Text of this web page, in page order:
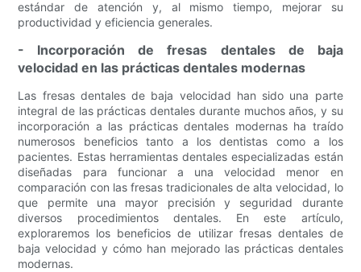
estándar de atención y, al mismo tiempo, mejorar su
productividad y eficiencia generales.
- Incorporación de fresas dentales de baja
velocidad en las prácticas dentales modernas
Las fresas dentales de baja velocidad han sido una parte
integral de las prácticas dentales durante muchos años, y su
incorporación a las prácticas dentales modernas ha traído
numerosos beneficios tanto a los dentistas como a los
pacientes. Estas herramientas dentales especializadas están
diseñadas para funcionar a una velocidad menor en
comparación con las fresas tradicionales de alta velocidad, lo
que permite una mayor precisión y seguridad durante
diversos procedimientos dentales. En este artículo,
exploraremos los beneficios de utilizar fresas dentales de
baja velocidad y cómo han mejorado las prácticas dentales
modernas.